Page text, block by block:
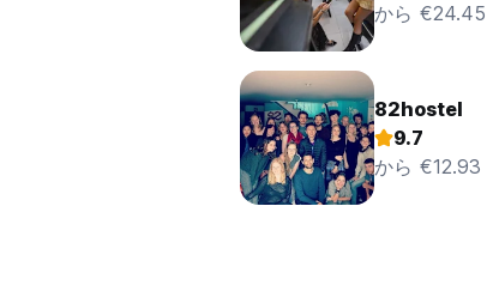
から €24.45
82hostel
9.7
から €12.93